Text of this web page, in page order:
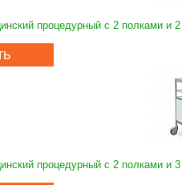
процедурный с 2 полками
процедурный с 2 полками